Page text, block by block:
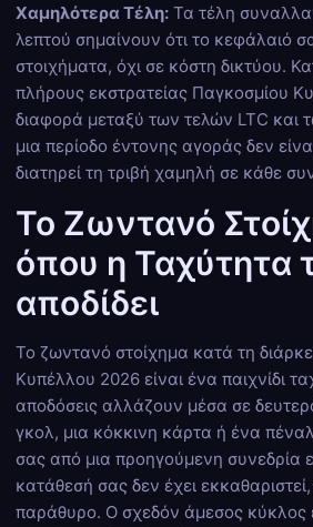
Χαμηλότερα Τέλη: Τα τέλη
λεπτού σημαίνουν ότι το κεφάλαιό
στοιχήματα, όχι σε κόστη δικτύου.
πλήρους εκστρατείας Παγκοσμίου
διαφορά μεταξύ των τελών LTC και
μια περίοδο έντονης αγοράς δεν
διατηρεί τη τριβή χαμηλή σε κάθε
Το Ζωντανό
όπου η Ταχύτητα
αποδίδει
Το ζωντανό στοίχημα κατά τη
Κυπέλλου 2026 είναι ένα παιχνίδι
αποδόσεις αλλάζουν μέσα σε
γκολ, μια κόκκινη κάρτα ή ένα
σας από μια προηγούμενη συνεδρία
κατάθεσή σας δεν έχει
παράθυρο. Ο σχεδόν άμεσος κύκλος